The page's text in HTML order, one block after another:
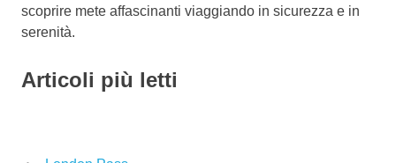
scoprire mete affascinanti viaggiando in sicurezza e in
serenità.
Articoli più letti